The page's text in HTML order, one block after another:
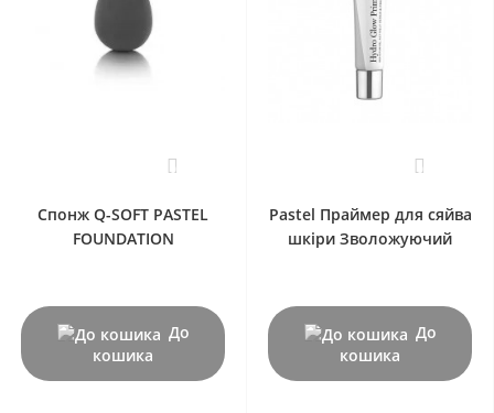
0
Спонж Q-SOFT PASTEL
FOUNDATION
До
кошика
0
Pastel Праймер для сяйва
шкіри Зволожуючий
До
кошика